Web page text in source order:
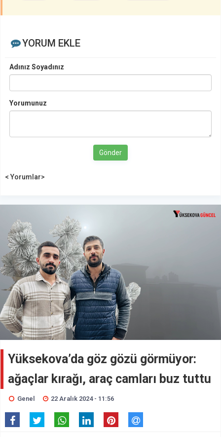
YORUM EKLE
Adınız Soyadınız
Yorumunuz
Gönder
< Yorumlar>
Yüksekova’da göz gözü görmüyor:
ağaçlar kırağı, araç camları buz tuttu
Genel 22 Aralık 2024 - 11:56